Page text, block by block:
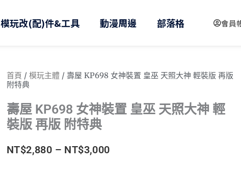
模玩改(配)件&工具 動漫周邊 部落格 會員
首頁 / 模玩主體 / 壽屋 KP698 女神裝置 皇巫 天照大神 輕裝版 再版
附特典
壽屋 KP698 女神裝置 皇巫 天照大神 輕
裝版 再版 附特典
NT$2,880 – NT$3,000價